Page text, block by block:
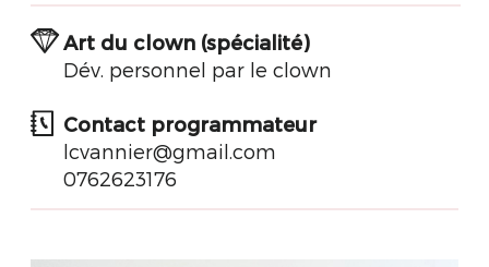
Art du clown (spécialité)
Dév. personnel par le clown
Contact programmateur
lcvannier@gmail.com
0762623176